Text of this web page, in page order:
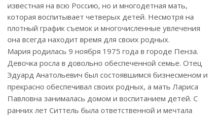
известная на всю Россию, но и многодетная мать,
которая воспитывает четверых детей. Несмотря на
плотный график съемок и многочисленные увлечения
она всегда находит время для своих родных.
Мария родилась 9 ноября 1975 года в городе Пенза.
Девочка росла в довольно обеспеченной семье. Отец
Эдуард Анатольевич был состоявшимся бизнесменом и
прекрасно обеспечивал своих родных, а мать Лариса
Павловна занималась домом и воспитанием детей. С
ранних лет Ситтель была ответственной и мечтала